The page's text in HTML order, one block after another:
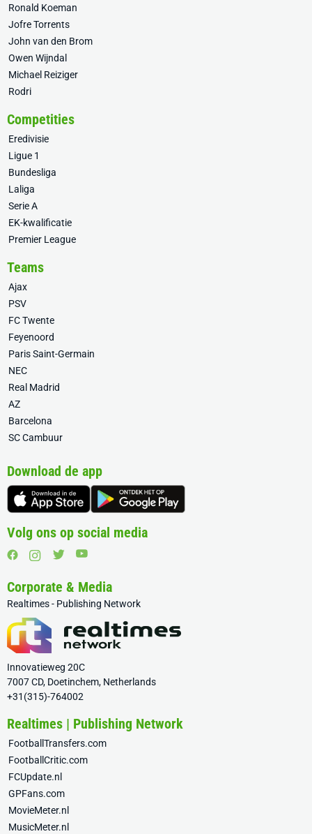
Ronald Koeman
Jofre Torrents
John van den Brom
Owen Wijndal
Michael Reiziger
Rodri
Competities
Eredivisie
Ligue 1
Bundesliga
Laliga
Serie A
EK-kwalificatie
Premier League
Teams
Ajax
PSV
FC Twente
Feyenoord
Paris Saint-Germain
NEC
Real Madrid
AZ
Barcelona
SC Cambuur
Download de app
Volg ons op social media
Corporate & Media
Realtimes - Publishing Network
Innovatieweg 20C
7007 CD, Doetinchem, Netherlands
+31(315)-764002
Realtimes | Publishing Network
FootballTransfers.com
FootballCritic.com
FCUpdate.nl
GPFans.com
MovieMeter.nl
MusicMeter.nl